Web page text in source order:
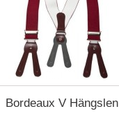
Bordeaux V Hängslen